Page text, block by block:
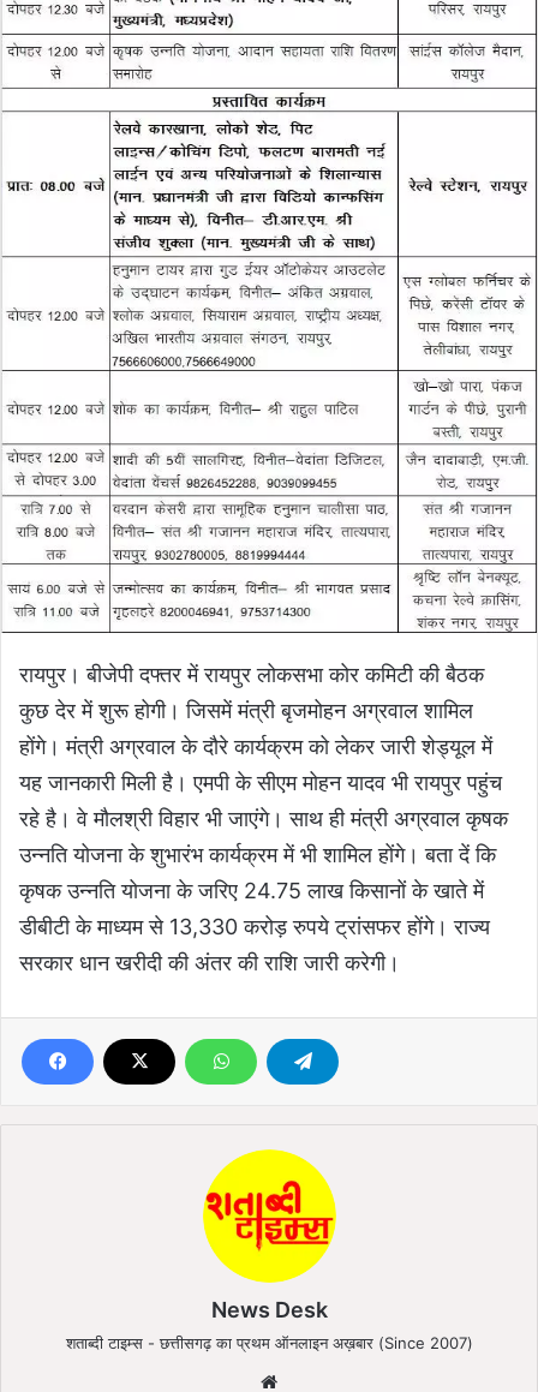
रायपुर। बीजेपी दफ्तर में रायपुर लोकसभा कोर कमिटी की बैठक
कुछ देर में शुरू होगी। जिसमें मंत्री बृजमोहन अग्रवाल शामिल
होंगे। मंत्री अग्रवाल के दौरे कार्यक्रम को लेकर जारी शेड्यूल में
यह जानकारी मिली है। एमपी के सीएम मोहन यादव भी रायपुर पहुंच
रहे है। वे मौलश्री विहार भी जाएंगे। साथ ही मंत्री अग्रवाल कृषक
उन्नति योजना के शुभारंभ कार्यक्रम में भी शामिल होंगे। बता दें कि
कृषक उन्नति योजना के जरिए 24.75 लाख किसानों के खाते में
डीबीटी के माध्यम से 13,330 करोड़ रुपये ट्रांसफर होंगे। राज्य
सरकार धान खरीदी की अंतर की राशि जारी करेगी।
News Desk
शताब्दी टाइम्स - छत्तीसगढ़ का प्रथम ऑनलाइन अख़बार (Since 2007)